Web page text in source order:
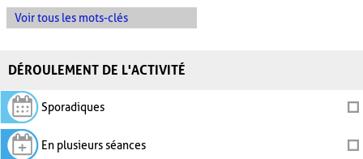
Voir tous les mots-clés
DÉROULEMENT DE L'ACTIVITÉ
Sporadiques
En plusieurs séances